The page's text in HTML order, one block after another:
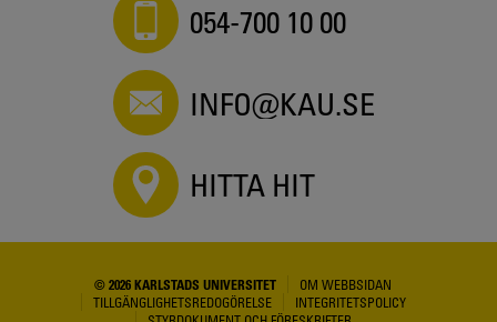
054-700 10 00
INFO@KAU.SE
HITTA HIT
© 2026 KARLSTADS UNIVERSITET
OM WEBBSIDAN
TILLGÄNGLIGHETSREDOGÖRELSE
INTEGRITETSPOLICY